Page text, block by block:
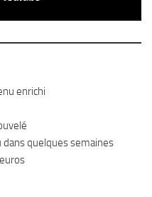
enrichi
quelques semaines